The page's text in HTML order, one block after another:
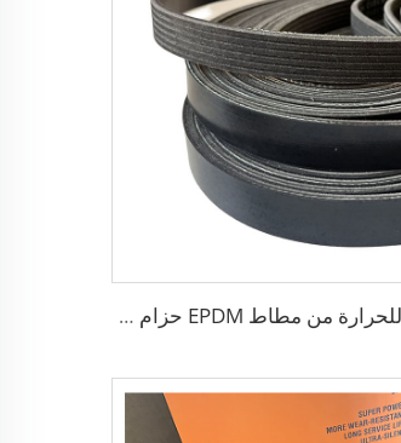
حزام متعرج مضاد للحرارة من مطاط EPDM حزام PK بولي مسنن